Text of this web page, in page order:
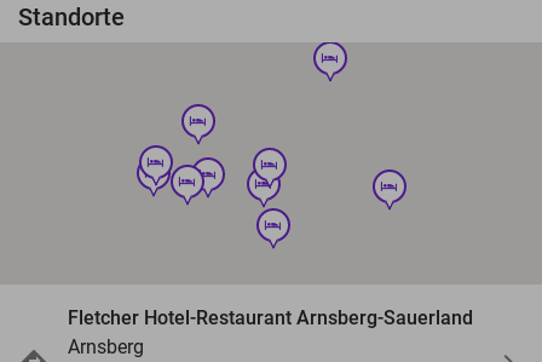
Standorte
hotel
hotel
hotel
hotel
hotel
hotel
hotel
hotel
hotel
hotel
Fletcher Hotel-Restaurant Arnsberg-Sauerland
Arnsberg